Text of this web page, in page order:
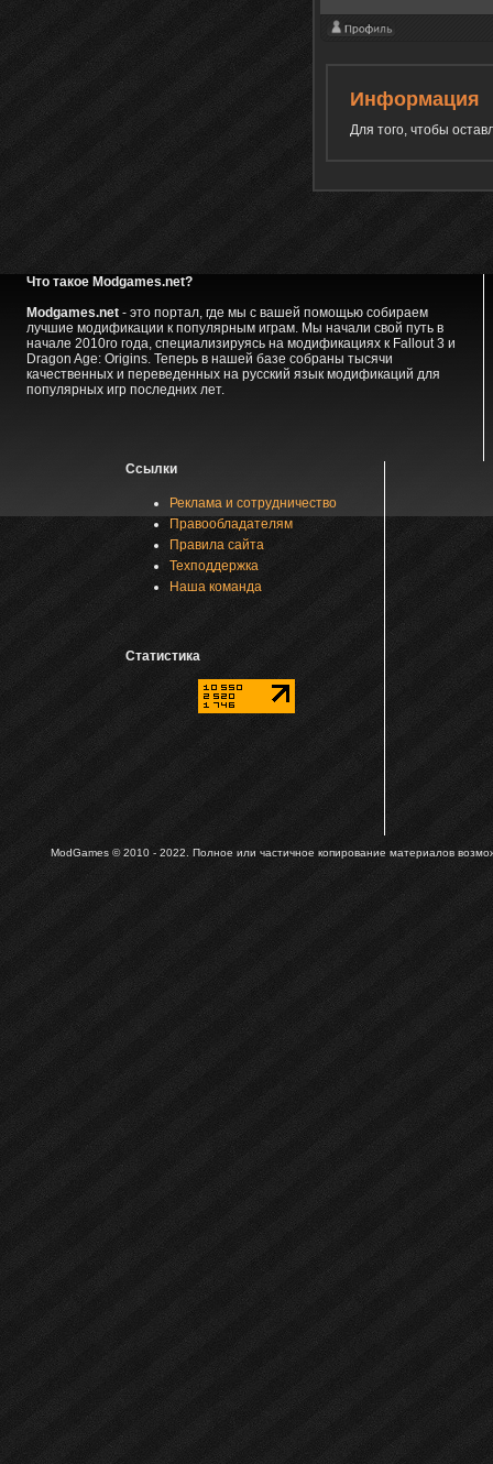
Информация
Для того, чтобы
Что такое Modgames.net?
Modgames.net- это портал, где мы с вашей помощью собираем
лучшие модификации к популярным играм. Мы начали свой путь в
начале 2010го года, специализируясь на модификациях к Fallout 3 и
Dragon Age: Origins. Теперь в нашей базе собраны тысячи
качественных и переведенных на русский язык модификаций для
популярных игр последних лет.
Ссылки
Реклама и сотрудничество
Правообладателям
Правила сайта
Техподдержка
Наша команда
Статистика
ModGames © 2010 - 2022. Полное или частичное копирование материалов